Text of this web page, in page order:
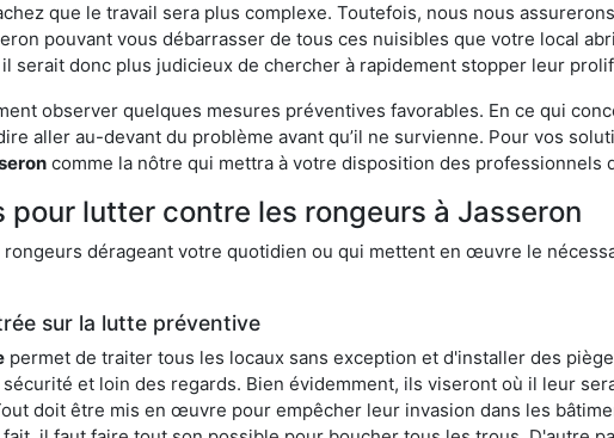
que le travail sera plus complexe. Toutefois, nous nous
pouvant vous débarrasser de tous ces nuisibles que votre local
serait donc plus judicieux de chercher à rapidement stopper leur
observer quelques mesures préventives favorables. En ce qui
aller au-devant du problème avant qu’il ne survienne. Pour vos
comme la nôtre qui mettra à votre disposition des professionnels
pour lutter contre les rongeurs à Jasseron
dérageant votre quotidien ou qui mettent en œuvre le
sur la lutte préventive
permet de traiter tous les locaux sans exception et d'installer des
et loin des regards. Bien évidemment, ils viseront où il leur
doit être mis en œuvre pour empêcher leur invasion dans les